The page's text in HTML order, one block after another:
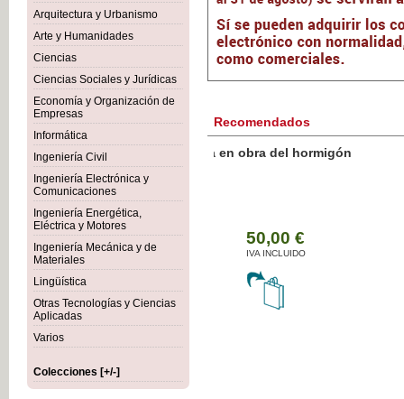
Arquitectura y Urbanismo
Arte y Humanidades
Ciencias
Ciencias Sociales y Jurídicas
Economía y Organización de
Empresas
Informática
Ingeniería Civil
Ingeniería Electrónica y
Comunicaciones
Ingeniería Energética,
Eléctrica y Motores
Ingeniería Mecánica y de
Materiales
Lingüística
Otras Tecnologías y Ciencias
Aplicadas
Varios
Colecciones [+/-]
Recomendados
Botánica Agroalimentaria